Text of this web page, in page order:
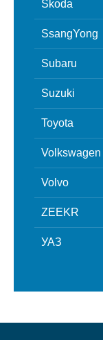
Skoda
SsangYong
Subaru
Suzuki
Toyota
Volkswagen
Volvo
ZEEKR
УАЗ